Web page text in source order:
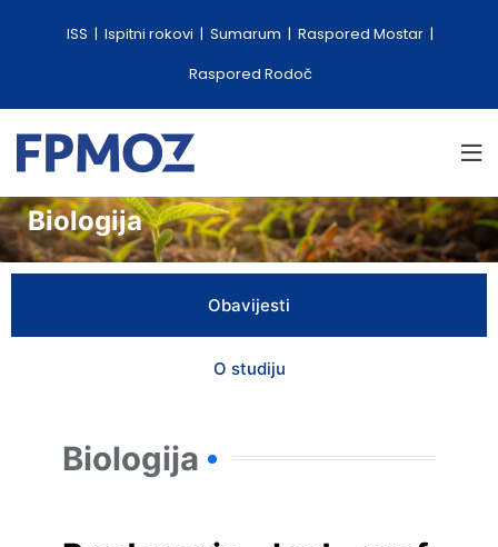
ISS Ispitni rokovi Sumarum
Raspored Mostar
Raspored Rodoč
Biologija
Obavijesti
O studiju
Biologija